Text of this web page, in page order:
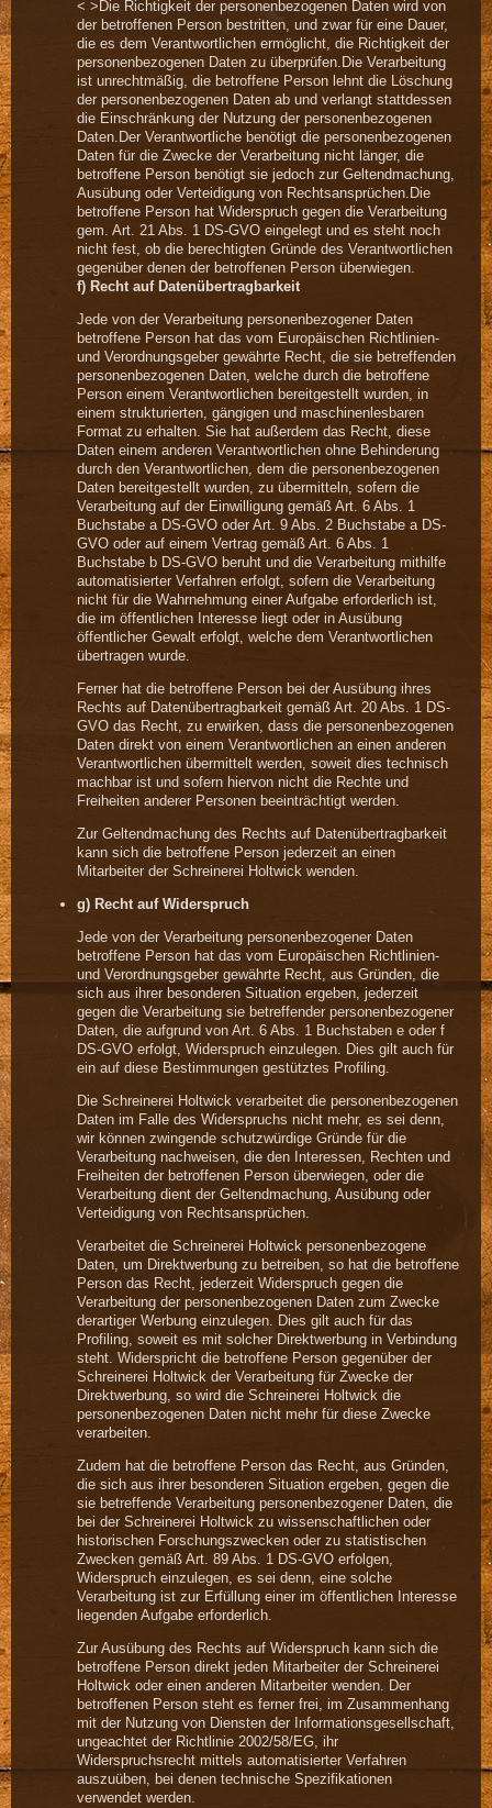
< >Die Richtigkeit der personenbezogenen Daten wird von
der betroffenen Person bestritten, und zwar für eine Dauer,
die es dem Verantwortlichen ermöglicht, die Richtigkeit der
personenbezogenen Daten zu überprüfen.Die Verarbeitung
ist unrechtmäßig, die betroffene Person lehnt die Löschung
der personenbezogenen Daten ab und verlangt stattdessen
die Einschränkung der Nutzung der personenbezogenen
Daten.Der Verantwortliche benötigt die personenbezogenen
Daten für die Zwecke der Verarbeitung nicht länger, die
betroffene Person benötigt sie jedoch zur Geltendmachung,
Ausübung oder Verteidigung von Rechtsansprüchen.Die
betroffene Person hat Widerspruch gegen die Verarbeitung
gem. Art. 21 Abs. 1 DS-GVO eingelegt und es steht noch
nicht fest, ob die berechtigten Gründe des Verantwortlichen
gegenüber denen der betroffenen Person überwiegen.
f) Recht auf Datenübertragbarkeit
Jede von der Verarbeitung personenbezogener Daten
betroffene Person hat das vom Europäischen Richtlinien-
und Verordnungsgeber gewährte Recht, die sie betreffenden
personenbezogenen Daten, welche durch die betroffene
Person einem Verantwortlichen bereitgestellt wurden, in
einem strukturierten, gängigen und maschinenlesbaren
Format zu erhalten. Sie hat außerdem das Recht, diese
Daten einem anderen Verantwortlichen ohne Behinderung
durch den Verantwortlichen, dem die personenbezogenen
Daten bereitgestellt wurden, zu übermitteln, sofern die
Verarbeitung auf der Einwilligung gemäß Art. 6 Abs. 1
Buchstabe a DS-GVO oder Art. 9 Abs. 2 Buchstabe a DS-
GVO oder auf einem Vertrag gemäß Art. 6 Abs. 1
Buchstabe b DS-GVO beruht und die Verarbeitung mithilfe
automatisierter Verfahren erfolgt, sofern die Verarbeitung
nicht für die Wahrnehmung einer Aufgabe erforderlich ist,
die im öffentlichen Interesse liegt oder in Ausübung
öffentlicher Gewalt erfolgt, welche dem Verantwortlichen
übertragen wurde.
Ferner hat die betroffene Person bei der Ausübung ihres
Rechts auf Datenübertragbarkeit gemäß Art. 20 Abs. 1 DS-
GVO das Recht, zu erwirken, dass die personenbezogenen
Daten direkt von einem Verantwortlichen an einen anderen
Verantwortlichen übermittelt werden, soweit dies technisch
machbar ist und sofern hiervon nicht die Rechte und
Freiheiten anderer Personen beeinträchtigt werden.
Zur Geltendmachung des Rechts auf Datenübertragbarkeit
kann sich die betroffene Person jederzeit an einen
Mitarbeiter der Schreinerei Holtwick wenden.
g) Recht auf Widerspruch
Jede von der Verarbeitung personenbezogener Daten
betroffene Person hat das vom Europäischen Richtlinien-
und Verordnungsgeber gewährte Recht, aus Gründen, die
sich aus ihrer besonderen Situation ergeben, jederzeit
gegen die Verarbeitung sie betreffender personenbezogener
Daten, die aufgrund von Art. 6 Abs. 1 Buchstaben e oder f
DS-GVO erfolgt, Widerspruch einzulegen. Dies gilt auch für
ein auf diese Bestimmungen gestütztes Profiling.
Die Schreinerei Holtwick verarbeitet die personenbezogenen
Daten im Falle des Widerspruchs nicht mehr, es sei denn,
wir können zwingende schutzwürdige Gründe für die
Verarbeitung nachweisen, die den Interessen, Rechten und
Freiheiten der betroffenen Person überwiegen, oder die
Verarbeitung dient der Geltendmachung, Ausübung oder
Verteidigung von Rechtsansprüchen.
Verarbeitet die Schreinerei Holtwick personenbezogene
Daten, um Direktwerbung zu betreiben, so hat die betroffene
Person das Recht, jederzeit Widerspruch gegen die
Verarbeitung der personenbezogenen Daten zum Zwecke
derartiger Werbung einzulegen. Dies gilt auch für das
Profiling, soweit es mit solcher Direktwerbung in Verbindung
steht. Widerspricht die betroffene Person gegenüber der
Schreinerei Holtwick der Verarbeitung für Zwecke der
Direktwerbung, so wird die Schreinerei Holtwick die
personenbezogenen Daten nicht mehr für diese Zwecke
verarbeiten.
Zudem hat die betroffene Person das Recht, aus Gründen,
die sich aus ihrer besonderen Situation ergeben, gegen die
sie betreffende Verarbeitung personenbezogener Daten, die
bei der Schreinerei Holtwick zu wissenschaftlichen oder
historischen Forschungszwecken oder zu statistischen
Zwecken gemäß Art. 89 Abs. 1 DS-GVO erfolgen,
Widerspruch einzulegen, es sei denn, eine solche
Verarbeitung ist zur Erfüllung einer im öffentlichen Interesse
liegenden Aufgabe erforderlich.
Zur Ausübung des Rechts auf Widerspruch kann sich die
betroffene Person direkt jeden Mitarbeiter der Schreinerei
Holtwick oder einen anderen Mitarbeiter wenden. Der
betroffenen Person steht es ferner frei, im Zusammenhang
mit der Nutzung von Diensten der Informationsgesellschaft,
ungeachtet der Richtlinie 2002/58/EG, ihr
Widerspruchsrecht mittels automatisierter Verfahren
auszuüben, bei denen technische Spezifikationen
verwendet werden.